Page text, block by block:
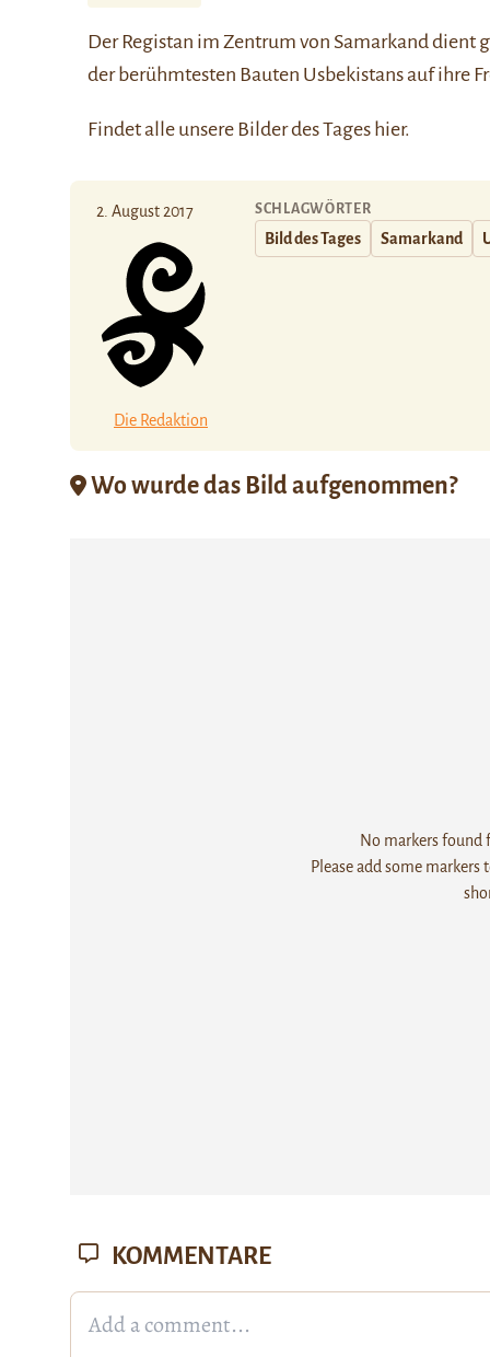
Der Registan im Zentrum von Samarkanddient
der berühmtesten Bauten Usbekistans auf ihre
Findet alle unsere Bilder des Tages hier.
2. August 2017
Die Redaktion
SCHLAGWÖRTER
Bild des Tages Samarkand
Wo wurde das Bild aufgenommen?
No markers found
Please add some
KOMMENTARE